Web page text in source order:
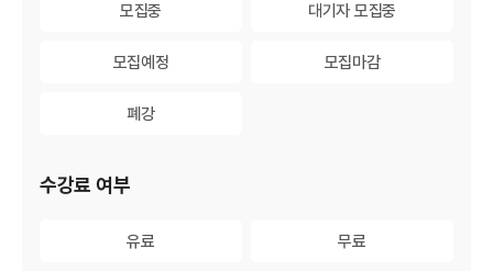
모집중 대기자 모집중대기자 모집중
모집예정 모집마감
폐강
수강료 여부
유료 무료